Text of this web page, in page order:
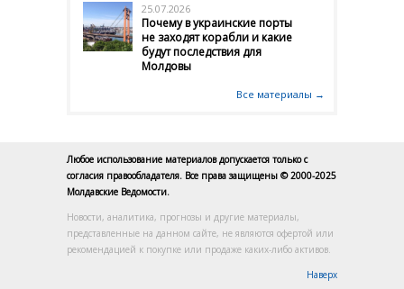
25.07.2026
Почему в украинские порты
не заходят корабли и какие
будут последствия для
Молдовы
Все материалы →
Любое использование материалов допускается только с
согласия правообладателя. Все права защищены © 2000-2025
Молдавские Ведомости.
Новости, аналитика, прогнозы и другие материалы,
представленные на данном сайте, не являются офертой или
рекомендацией к покупке или продаже каких-либо активов.
Наверх